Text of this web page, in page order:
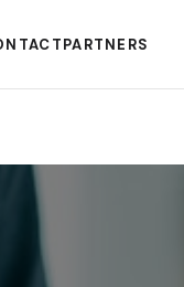
PARTNERS